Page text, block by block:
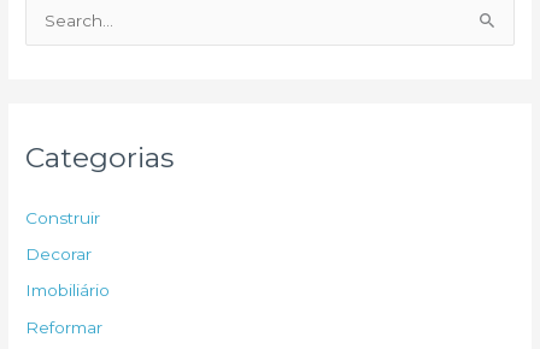
e
p
o
Categorias
Construir
Decorar
Imobiliário
Reformar